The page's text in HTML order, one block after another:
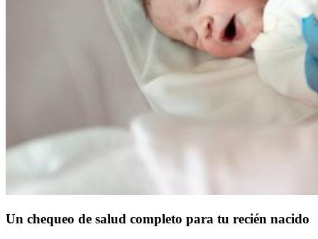
Un chequeo de salud completo para tu recién nacido